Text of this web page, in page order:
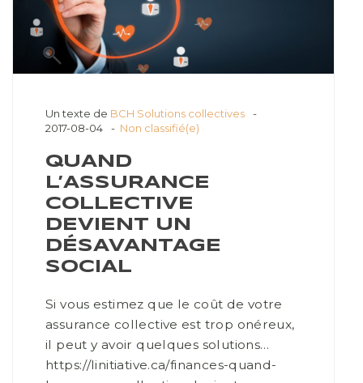
Un texte de BCH Solutions collectives
2017-08-04
Non classifié(e)
QUAND
L’ASSURANCE
COLLECTIVE
DEVIENT UN
DÉSAVANTAGE
SOCIAL
Si vous estimez que le coût de votre
assurance collective est trop onéreux,
il peut y avoir quelques solutions…
https://linitiative.ca/finances-quand-